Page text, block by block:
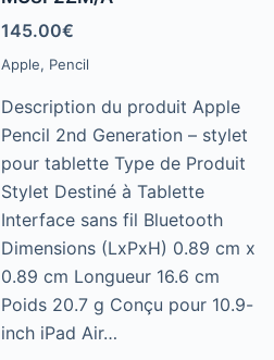
u
t
o
f
145.00€
Apple, Pencil
Description du produit Apple
Pencil 2nd Generation – stylet
pour tablette Type de Produit
Stylet Destiné à Tablette
Interface sans fil Bluetooth
Dimensions (LxPxH) 0.89 cm x
0.89 cm Longueur 16.6 cm
Poids 20.7 g Conçu pour 10.9-
inch iPad Air…